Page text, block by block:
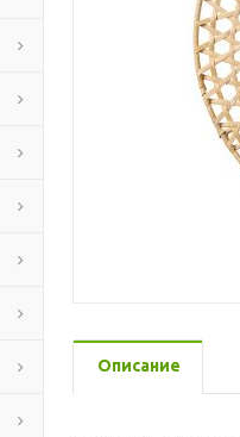
Описание